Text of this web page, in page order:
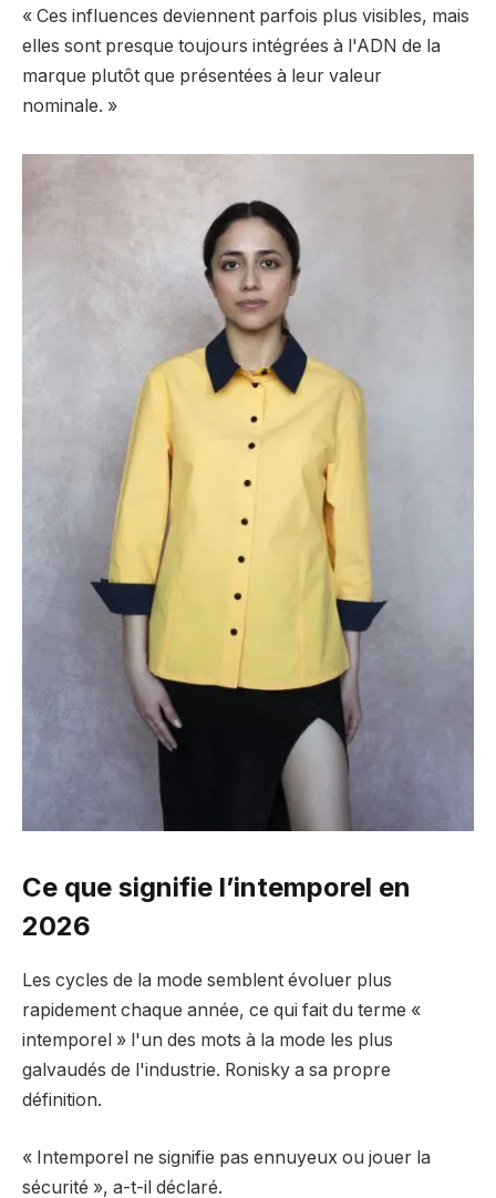
« Ces influences deviennent parfois plus visibles, mais
elles sont presque toujours intégrées à l'ADN de la
marque plutôt que présentées à leur valeur
nominale. »
Ce que signifie l’intemporel en
2026
Les cycles de la mode semblent évoluer plus
rapidement chaque année, ce qui fait du terme «
intemporel » l'un des mots à la mode les plus
galvaudés de l'industrie. Ronisky a sa propre
définition.
« Intemporel ne signifie pas ennuyeux ou jouer la
sécurité », a-t-il déclaré.